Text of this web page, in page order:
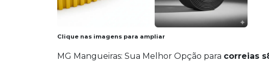
Clique nas imagens para ampliar
MG Mangueiras: Sua Melhor Opção para correias